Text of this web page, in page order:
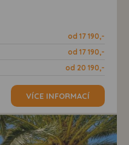
od 17 190,-
od 17 190,-
od 20 190,-
VÍCE INFORMACÍ